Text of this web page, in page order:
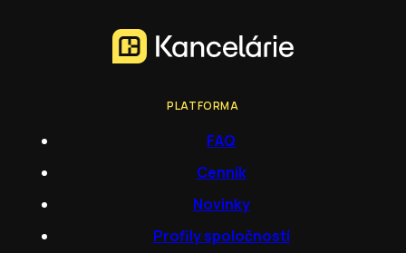
PLATFORMA
FAQ
Cenník
Novinky
Profily spoločností